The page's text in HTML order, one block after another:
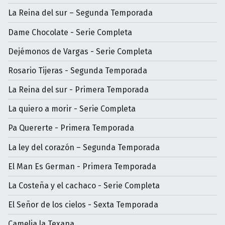
La Reina del sur – Segunda Temporada
Dame Chocolate - Serie Completa
Dejémonos de Vargas - Serie Completa
Rosario Tijeras - Segunda Temporada
La Reina del sur - Primera Temporada
La quiero a morir - Serie Completa
Pa Quererte - Primera Temporada
La ley del corazón – Segunda Temporada
El Man Es German - Primera Temporada
La Costeña y el cachaco - Serie Completa
El Señor de los cielos - Sexta Temporada